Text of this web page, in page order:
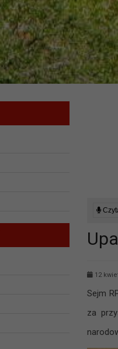
12
Sejm
za